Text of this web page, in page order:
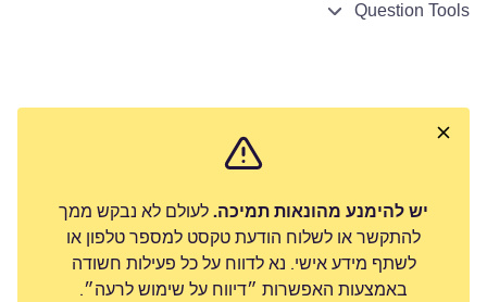
Question Tools
יש להימנע מהונאות תמיכה. לעולם לא נבקש ממך
להתקשר או לשלוח הודעת טקסט למספר טלפון או
לשתף מידע אישי. נא לדווח על כל פעילות חשודה
באמצעות האפשרות ״דיווח על שימוש לרעה״.